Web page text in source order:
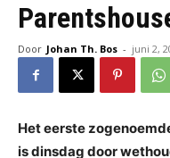
Door Johan Th. Bos - juni 2,
Het eerste
is dinsdag door